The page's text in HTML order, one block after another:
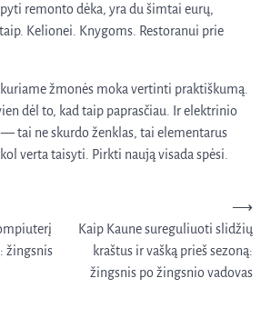
remonto dėka, yra du šimtai eurų,
Kelionei. Knygoms. Restoranui prie
žmonės moka vertinti praktiškumą.
dėl to, kad taip paprasčiau. Ir elektrinio
tai ne skurdo ženklas, tai elementarus
verta taisyti. Pirkti naują visada spėsi.
žingsnis
Kaip Kaune sureguliuoti slidžių
kraštus ir vašką prieš sezoną:
žingsnis po žingsnio vadovas
⟶